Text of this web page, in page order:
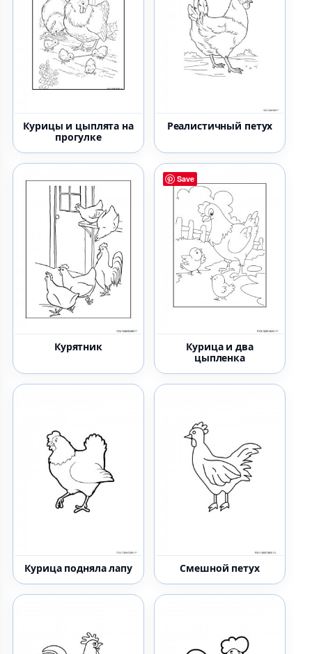
Курицы и цыплята на
прогулке
Реалистичный петух
Курятник
Курица и два
цыпленка
Курица подняла лапу Смешной петух
Save